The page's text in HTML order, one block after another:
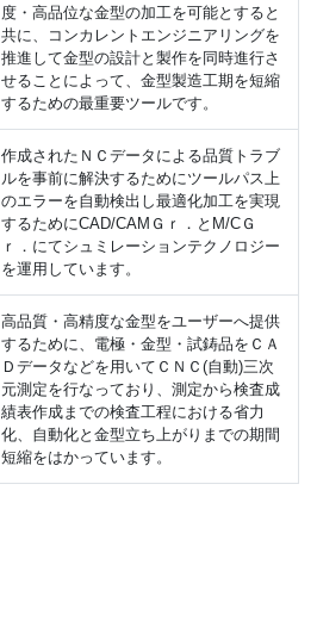
度・高品位な金型の加工を可能とすると
共に、コンカレントエンジニアリングを
推進して金型の設計と製作を同時進行さ
せることによって、金型製造工期を短縮
するための最重要ツールです。
作成されたＮＣデータによる品質トラブ
ルを事前に解決するためにツールパス上
のエラーを自動検出し最適化加工を実現
するためにCAD/CAMＧｒ．とM/CＧ
ｒ．にてシュミレーションテクノロジー
を運用しています。
高品質・高精度な金型をユーザーへ提供
するために、電極・金型・試鋳品をＣＡ
Ｄデータなどを用いてＣＮＣ(自動)三次
元測定を行なっており、測定から検査成
績表作成までの検査工程における省力
化、自動化と金型立ち上がりまでの期間
短縮をはかっています。